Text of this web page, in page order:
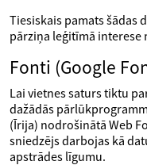
Tiesiskais pamats šādas
pārziņa leģitīmā interese
Fonti (Google
Lai vietnes saturs tiktu
dažādās
(Īrija) nodrošinātā Web
sniedzējs darbojas kā
apstrādes līgumu.